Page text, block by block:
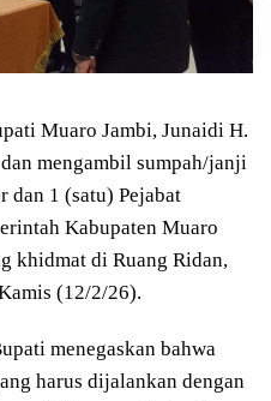
Muaro Jambi, Junaidi H.
mengambil sumpah/janji
dan 1 (satu) Pejabat
Kabupaten Muaro
khidmat di Ruang Ridan,
(12/2/26).
menegaskan bahwa
harus dijalankan dengan